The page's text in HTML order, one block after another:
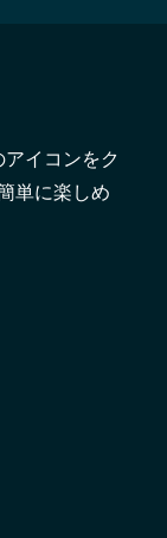
イコンをク
単に楽しめ